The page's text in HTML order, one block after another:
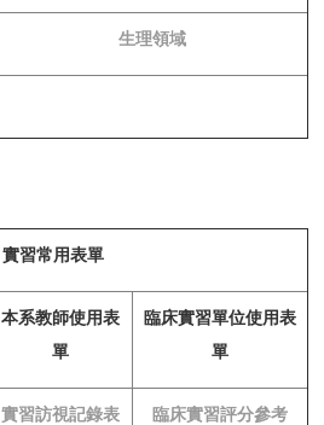
生理領域
實習常用表單
本系教師使用表
單
臨床實習單位使用表
單
實習訪視記錄表 臨床實習評分參考